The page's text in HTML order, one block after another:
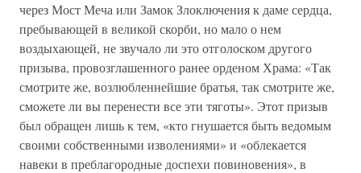
через Мост Меча или Замок Злоключения к даме сердца,
пребывающей в великой скорби, но мало о нем
воздыхающей, не звучало ли это отголоском другого
призыва, провозглашенного ранее орденом Храма: «Так
смотрите же, возлюбленнейшие братья, так смотрите же,
сможете ли вы перенести все эти тяготы». Этот призыв
был обращен лишь к тем, «кто гнушается быть ведомым
своими собственными изволениями» и «облекается
навеки в преблагородные доспехи повиновения», в